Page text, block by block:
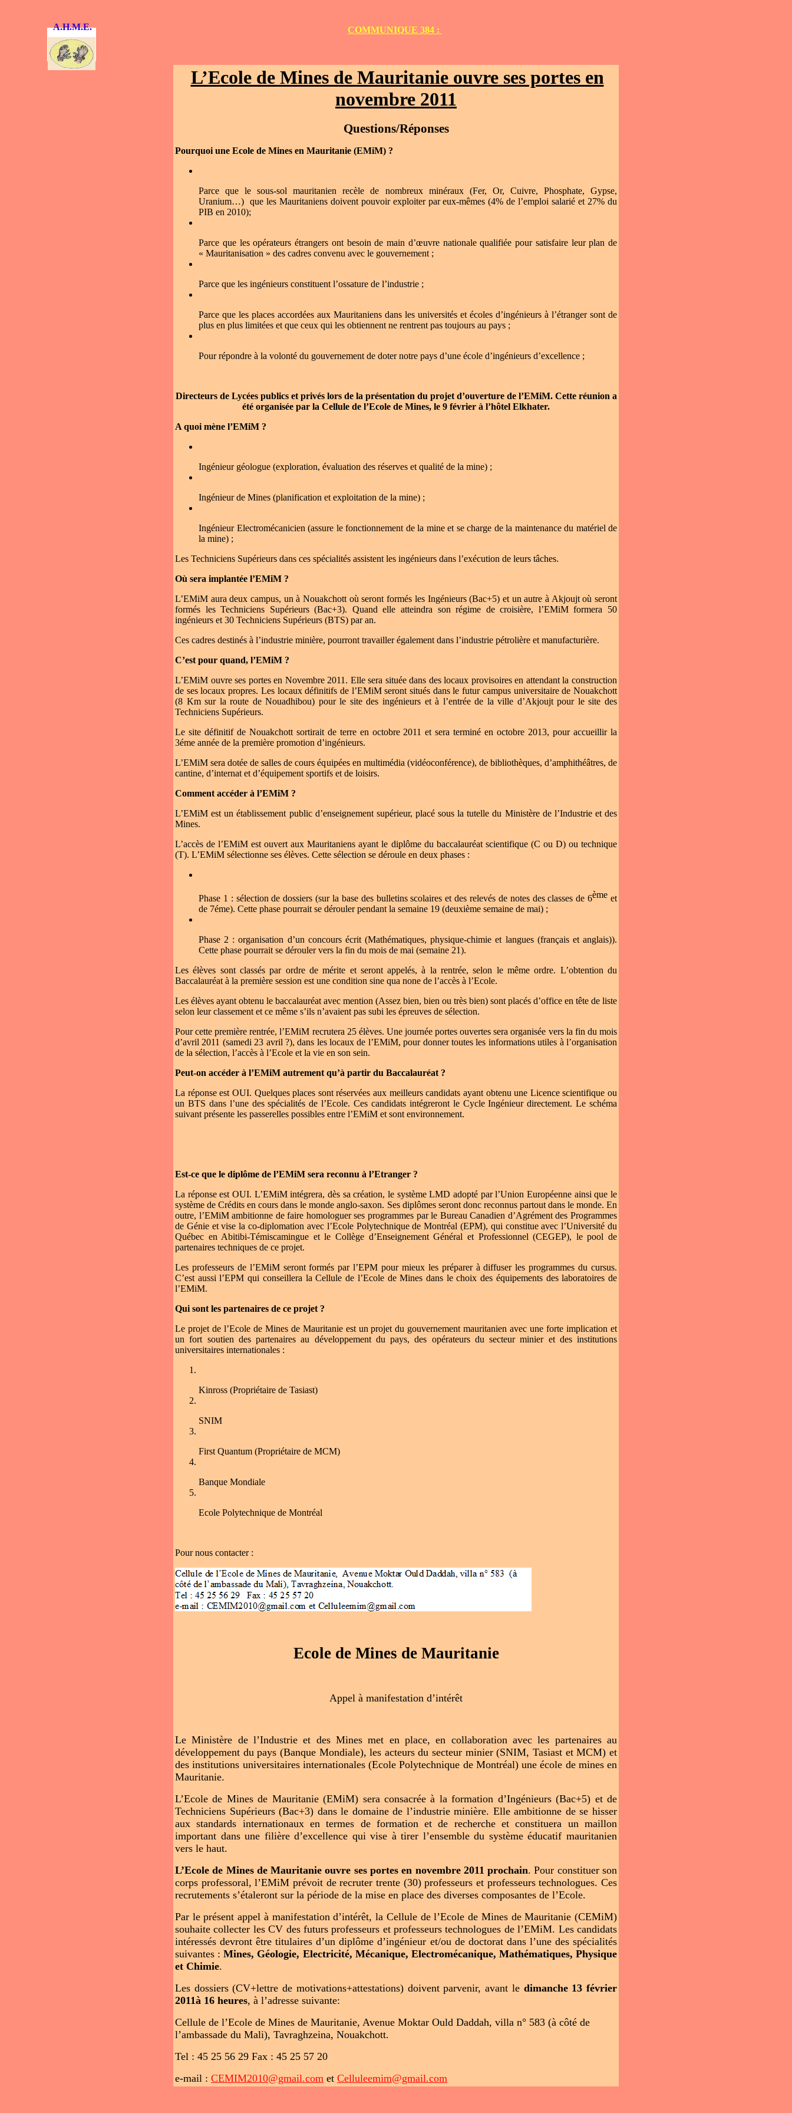
A.H.M.E. COMMUNIQUE 384 :
L’Ecole de Mines de Mauritanie ouvre ses portes en
novembre 2011
Questions/Réponses
Pourquoi une Ecole de Mines en Mauritanie (EMiM) ?
Parce que le sous-sol mauritanien recèle de nombreux minéraux (Fer, Or, Cuivre, Phosphate, Gypse,
Uranium…) que les Mauritaniens doivent pouvoir exploiter par eux-mêmes (4% de l’emploi salarié et 27% du
PIB en 2010);
Parce que les opérateurs étrangers ont besoin de main d’œuvre nationale qualifiée pour satisfaire leur plan de
« Mauritanisation » des cadres convenu avec le gouvernement ;
Parce que les ingénieurs constituent l’ossature de l’industrie ;
Parce que les places accordées aux Mauritaniens dans les universités et écoles d’ingénieurs à l’étranger sont de
plus en plus limitées et que ceux qui les obtiennent ne rentrent pas toujours au pays ;
Pour répondre à la volonté du gouvernement de doter notre pays d’une école d’ingénieurs d’excellence ;
Directeurs de Lycées publics et privés lors de la présentation du projet d’ouverture de l’EMiM. Cette réunion a
été organisée par la Cellule de l’Ecole de Mines, le 9 février à l’hôtel Elkhater.
A quoi mène l’EMiM ?
Ingénieur géologue (exploration, évaluation des réserves et qualité de la mine) ;
Ingénieur de Mines (planification et exploitation de la mine) ;
Ingénieur Electromécanicien (assure le fonctionnement de la mine et se charge de la maintenance du matériel de
la mine) ;
Les Techniciens Supérieurs dans ces spécialités assistent les ingénieurs dans l’exécution de leurs tâches.
Où sera implantée l’EMiM ?
L’EMiM aura deux campus, un à Nouakchott où seront formés les Ingénieurs (Bac+5) et un autre à Akjoujt où seront
formés les Techniciens Supérieurs (Bac+3). Quand elle atteindra son régime de croisière, l’EMiM formera 50
ingénieurs et 30 Techniciens Supérieurs (BTS) par an.
Ces cadres destinés à l’industrie minière, pourront travailler également dans l’industrie pétrolière et manufacturière.
C’est pour quand, l’EMiM ?
L’EMiM ouvre ses portes en Novembre 2011. Elle sera située dans des locaux provisoires en attendant la construction
de ses locaux propres. Les locaux définitifs de l’EMiM seront situés dans le futur campus universitaire de Nouakchott
(8 Km sur la route de Nouadhibou) pour le site des ingénieurs et à l’entrée de la ville d’Akjoujt pour le site des
Techniciens Supérieurs.
Le site définitif de Nouakchott sortirait de terre en octobre 2011 et sera terminé en octobre 2013, pour accueillir la
3éme année de la première promotion d’ingénieurs.
L’EMiM sera dotée de salles de cours équipées en multimédia (vidéoconférence), de bibliothèques, d’amphithéâtres, de
cantine, d’internat et d’équipement sportifs et de loisirs.
Comment accéder à l’EMiM ?
L’EMiM est un établissement public d’enseignement supérieur, placé sous la tutelle du Ministère de l’Industrie et des
Mines.
L’accès de l’EMiM est ouvert aux Mauritaniens ayant le diplôme du baccalauréat scientifique (C ou D) ou technique
(T). L’EMiM sélectionne ses élèves. Cette sélection se déroule en deux phases :
Phase 1 : sélection de dossiers (sur la base des bulletins scolaires et des relevés de notes des classes de 6ème et
de 7éme). Cette phase pourrait se dérouler pendant la semaine 19 (deuxième semaine de mai) ;
Phase 2 : organisation d’un concours écrit (Mathématiques, physique-chimie et langues (français et anglais)).
Cette phase pourrait se dérouler vers la fin du mois de mai (semaine 21).
Les élèves sont classés par ordre de mérite et seront appelés, à la rentrée, selon le même ordre. L’obtention du
Baccalauréat à la première session est une condition sine qua none de l’accès à l’Ecole.
Les élèves ayant obtenu le baccalauréat avec mention (Assez bien, bien ou très bien) sont placés d’office en tête de liste
selon leur classement et ce même s’ils n’avaient pas subi les épreuves de sélection.
Pour cette première rentrée, l’EMiM recrutera 25 élèves. Une journée portes ouvertes sera organisée vers la fin du mois
d’avril 2011 (samedi 23 avril ?), dans les locaux de l’EMiM, pour donner toutes les informations utiles à l’organisation
de la sélection, l’accès à l’Ecole et la vie en son sein.
Peut-on accéder à l’EMiM autrement qu’à partir du Baccalauréat ?
La réponse est OUI. Quelques places sont réservées aux meilleurs candidats ayant obtenu une Licence scientifique ou
un BTS dans l’une des spécialités de l’Ecole. Ces candidats intégreront le Cycle Ingénieur directement. Le schéma
suivant présente les passerelles possibles entre l’EMiM et sont environnement.
Est-ce que le diplôme de l’EMiM sera reconnu à l’Etranger ?
La réponse est OUI. L’EMiM intégrera, dès sa création, le système LMD adopté par l’Union Européenne ainsi que le
système de Crédits en cours dans le monde anglo-saxon. Ses diplômes seront donc reconnus partout dans le monde. En
outre, l’EMiM ambitionne de faire homologuer ses programmes par le Bureau Canadien d’Agrément des Programmes
de Génie et vise la co-diplomation avec l’Ecole Polytechnique de Montréal (EPM), qui constitue avec l’Université du
Québec en Abitibi-Témiscamingue et le Collège d’Enseignement Général et Professionnel (CEGEP), le pool de
partenaires techniques de ce projet.
Les professeurs de l’EMiM seront formés par l’EPM pour mieux les préparer à diffuser les programmes du cursus.
C’est aussi l’EPM qui conseillera la Cellule de l’Ecole de Mines dans le choix des équipements des laboratoires de
l’EMiM.
Qui sont les partenaires de ce projet ?
Le projet de l’Ecole de Mines de Mauritanie est un projet du gouvernement mauritanien avec une forte implication et
un fort soutien des partenaires au développement du pays, des opérateurs du secteur minier et des institutions
universitaires internationales :
Kinross (Propriétaire de Tasiast)
SNIM
First Quantum (Propriétaire de MCM)
Banque Mondiale
Ecole Polytechnique de Montréal
Pour nous contacter :
Ecole de Mines de Mauritanie
Appel à manifestation d’intérêt
Le Ministère de l’Industrie et des Mines met en place, en collaboration avec les partenaires au
développement du pays (Banque Mondiale), les acteurs du secteur minier (SNIM, Tasiast et MCM) et
des institutions universitaires internationales (Ecole Polytechnique de Montréal) une école de mines en
Mauritanie.
L’Ecole de Mines de Mauritanie (EMiM) sera consacrée à la formation d’Ingénieurs (Bac+5) et de
Techniciens Supérieurs (Bac+3) dans le domaine de l’industrie minière. Elle ambitionne de se hisser
aux standards internationaux en termes de formation et de recherche et constituera un maillon
important dans une filière d’excellence qui vise à tirer l’ensemble du système éducatif mauritanien
vers le haut.
L’Ecole de Mines de Mauritanie ouvre ses portes en novembre 2011 prochain. Pour constituer son
corps professoral, l’EMiM prévoit de recruter trente (30) professeurs et professeurs technologues. Ces
recrutements s’étaleront sur la période de la mise en place des diverses composantes de l’Ecole.
Par le présent appel à manifestation d’intérêt, la Cellule de l’Ecole de Mines de Mauritanie (CEMiM)
souhaite collecter les CV des futurs professeurs et professeurs technologues de l’EMiM. Les candidats
intéressés devront être titulaires d’un diplôme d’ingénieur et/ou de doctorat dans l’une des spécialités
suivantes :Mines, Géologie, Electricité, Mécanique, Electromécanique, Mathématiques, Physique
et Chimie.
Les dossiers (CV+lettre de motivations+attestations) doivent parvenir, avant le dimanche 13 février
2011à 16 heures, à l’adresse suivante:
Cellule de l’Ecole de Mines de Mauritanie, Avenue Moktar Ould Daddah, villa n° 583 (à côté de
l’ambassade du Mali), Tavraghzeina, Nouakchott.
Tel : 45 25 56 29 Fax : 45 25 57 20
e-mail : CEMIM2010@gmail.com et Celluleemim@gmail.com